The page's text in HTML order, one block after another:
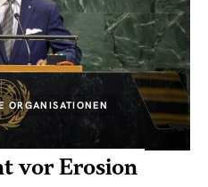
ORGANISATIONEN
vor Erosion